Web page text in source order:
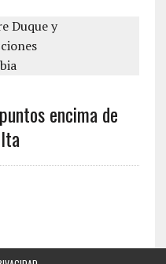
encima de